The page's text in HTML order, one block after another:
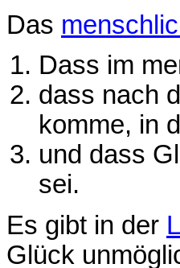
Das
Dass im
dass nach
komme, in
und dass
sei.
Es gibt in der
Glück